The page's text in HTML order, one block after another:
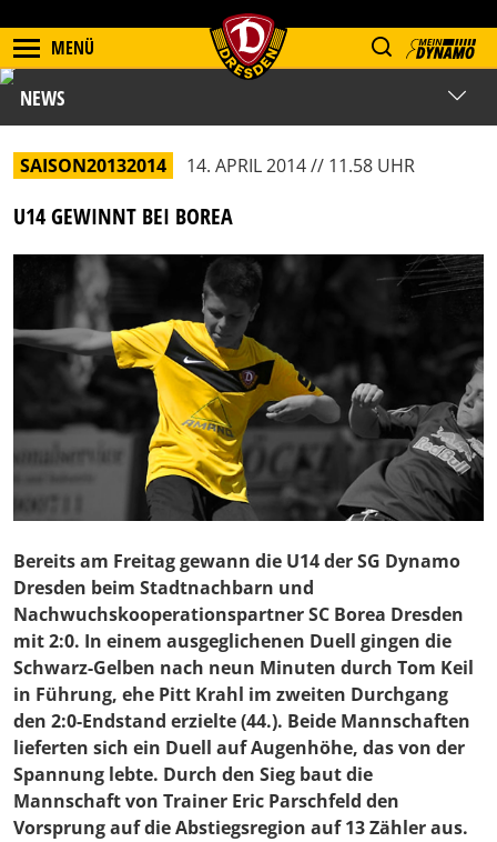
MENÜ
NEWS
SAISON20132014 14. APRIL 2014 // 11.58 UHR
U14 GEWINNT BEI BOREA
Bereits am Freitag gewann die U14 der SG Dynamo
Dresden beim Stadtnachbarn und
Nachwuchskooperationspartner SC Borea Dresden
mit 2:0. In einem ausgeglichenen Duell gingen die
Schwarz-Gelben nach neun Minuten durch Tom Keil
in Führung, ehe Pitt Krahl im zweiten Durchgang
den 2:0-Endstand erzielte (44.). Beide Mannschaften
lieferten sich ein Duell auf Augenhöhe, das von der
Spannung lebte. Durch den Sieg baut die
Mannschaft von Trainer Eric Parschfeld den
Vorsprung auf die Abstiegsregion auf 13 Zähler aus.